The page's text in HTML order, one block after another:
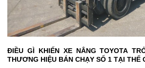
ĐIỀU GÌ KHIẾN XE NÂNG TOYOTA
THƯƠNG HIỆU BÁN CHẠY SỐ 1 TẠI THẾ